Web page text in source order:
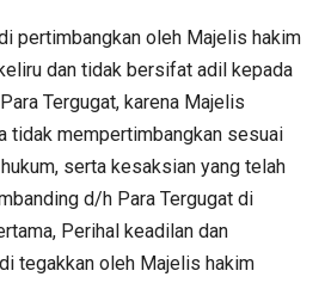
pertimbangkan oleh Majelis hakim
dan tidak bersifat adil kepada
Tergugat, karena Majelis
tidak mempertimbangkan sesuai
serta kesaksian yang telah
d/h Para Tergugat di
Perihal keadilan dan
tegakkan oleh Majelis hakim